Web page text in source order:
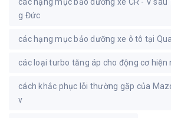
các hạng mục bảo dưỡng xe CR - V sau
g Đức
các hạng mục bảo dưỡng xe ô tô tại
các loại turbo tăng áp cho động cơ hiện
cách khắc phục lỗi thường gặp của
v